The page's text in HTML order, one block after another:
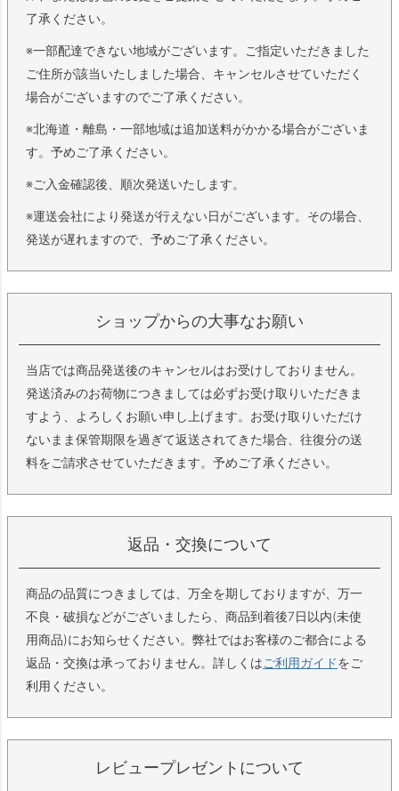
了承ください。
※一部配達できない地域がございます。ご指定いただきました
ご住所が該当いたしました場合、キャンセルさせていただく
場合がございますのでご了承ください。
※北海道・離島・一部地域は追加送料がかかる場合がございま
す。予めご了承ください。
※ご入金確認後、順次発送いたします。
※運送会社により発送が行えない日がございます。その場合、
発送が遅れますので、予めご了承ください。
ショップからの大事なお願い
当店では商品発送後のキャンセルはお受けしておりません。
発送済みのお荷物につきましては必ずお受け取りいただきま
すよう、よろしくお願い申し上げます。お受け取りいただけ
ないまま保管期限を過ぎて返送されてきた場合、往復分の送
料をご請求させていただきます。予めご了承ください。
返品・交換について
商品の品質につきましては、万全を期しておりますが、万一
不良・破損などがございましたら、商品到着後7日以内(未使
用商品)にお知らせください。弊社ではお客様のご都合による
返品・交換は承っておりません。詳しくはご利用ガイドをご
利用ください。
レビュープレゼントについて